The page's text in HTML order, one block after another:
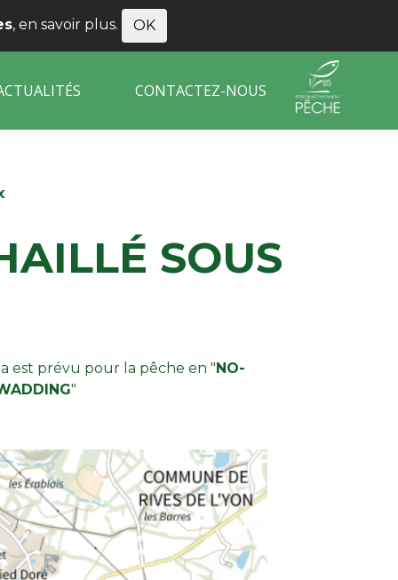
, en savoir plus. OK
CONTACTEZ-NOUS
SOUS
est prévu pour la pêche en " NO-
"